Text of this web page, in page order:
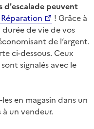
d'escalade peuvent
! Grâce à
de vie de vos
de l’argent.
ci-dessous. Ceux
signalés avec le
en magasin dans un
un vendeur.